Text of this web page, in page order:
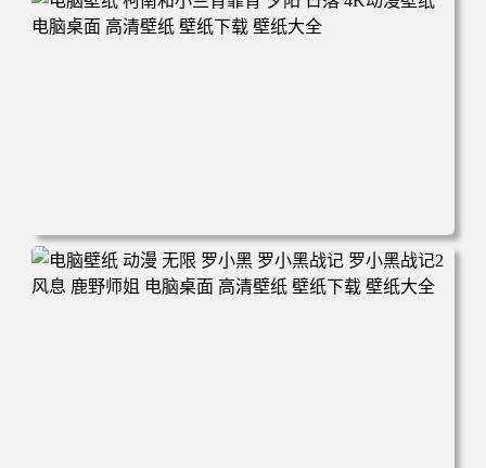
林 蓝天 4k壁纸 电脑桌面 高清壁纸 壁纸下载 壁纸大全
电脑壁纸 柯南和小兰背靠背 夕阳 日落 4K动漫壁纸 电脑桌
面 高清壁纸 壁纸下载 壁纸大全